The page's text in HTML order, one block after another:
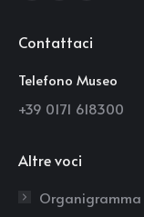
opens
window
opens
window
opens
window
Contattaci
Telefono Museo
+39 0171 618300
Altre voci
Organigramma